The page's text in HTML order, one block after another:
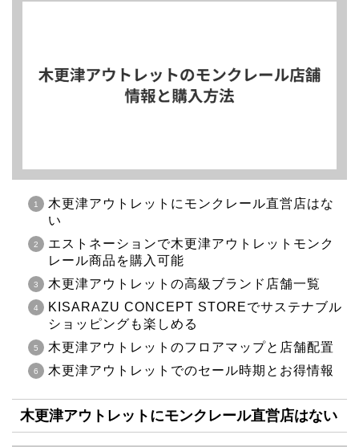
木更津アウトレットにモンクレール直営店はな
い
エストネーションで木更津アウトレットモンク
レール商品を購入可能
木更津アウトレットの高級ブランド店舗一覧
KISARAZU CONCEPT STOREでサステナブル
ショッピングも楽しめる
木更津アウトレットのフロアマップと店舗配置
木更津アウトレットでのセール時期とお得情報
木更津アウトレットにモンクレール直営店はない